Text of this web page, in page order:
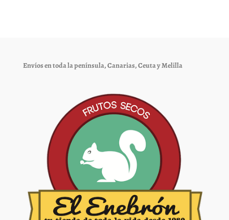
elegir
página
de
Envíos en toda la península, Canarias, Ceuta y Melilla